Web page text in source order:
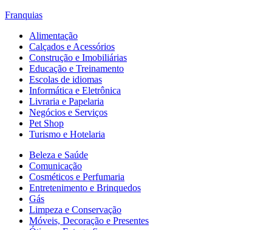
Franquias
Alimentação
Calçados e Acessórios
Construção e Imobiliárias
Educação e Treinamento
Escolas de idiomas
Informática e Eletrônica
Livraria e Papelaria
Negócios e Serviços
Pet Shop
Turismo e Hotelaria
Beleza e Saúde
Comunicação
Cosméticos e Perfumaria
Entretenimento e Brinquedos
Gás
Limpeza e Conservação
Móveis, Decoração e Presentes